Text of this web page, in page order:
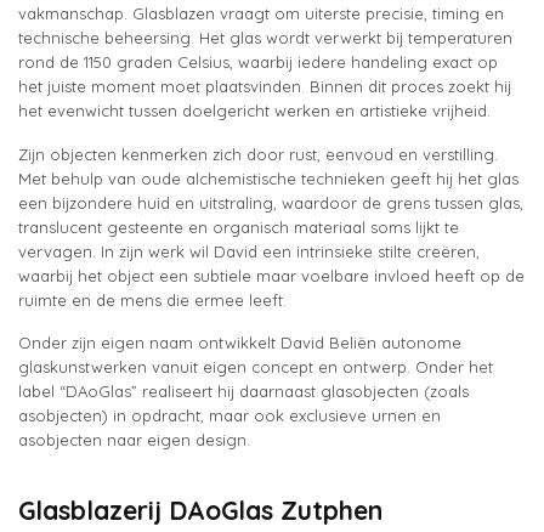
vakmanschap. Glasblazen vraagt om uiterste precisie, timing en
technische beheersing. Het glas wordt verwerkt bij temperaturen
rond de 1150 graden Celsius, waarbij iedere handeling exact op
het juiste moment moet plaatsvinden. Binnen dit proces zoekt hij
het evenwicht tussen doelgericht werken en artistieke vrijheid.
Zijn objecten kenmerken zich door rust, eenvoud en verstilling.
Met behulp van oude alchemistische technieken geeft hij het glas
een bijzondere huid en uitstraling, waardoor de grens tussen glas,
translucent gesteente en organisch materiaal soms lijkt te
vervagen. In zijn werk wil David een intrinsieke stilte creëren,
waarbij het object een subtiele maar voelbare invloed heeft op de
ruimte en de mens die ermee leeft.
Onder zijn eigen naam ontwikkelt David Beliën autonome
glaskunstwerken vanuit eigen concept en ontwerp. Onder het
label “DAoGlas” realiseert hij daarnaast glasobjecten (zoals
asobjecten) in opdracht, maar ook exclusieve urnen en
asobjecten naar eigen design.
Glasblazerij DAoGlas Zutphen